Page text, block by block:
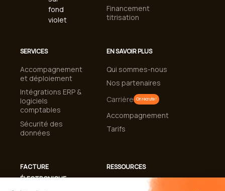
SERVICES
Accompagnement
et déploiement
Intégrations ERP &
logiciels
comptables
Sécurité des
données
FACTURE
ÉLECTRONIQUE
Financement
titrisation
EN SAVOIR PLUS
Qui sommes-nous
Nos partenaires
Carrière On recrute !
Accompagnement
Tarifs
RESSOURCES